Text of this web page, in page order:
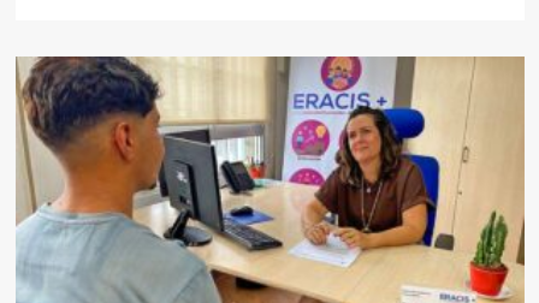
La
Junta
de
Andalucía
destina
70.000€
para
proyectos